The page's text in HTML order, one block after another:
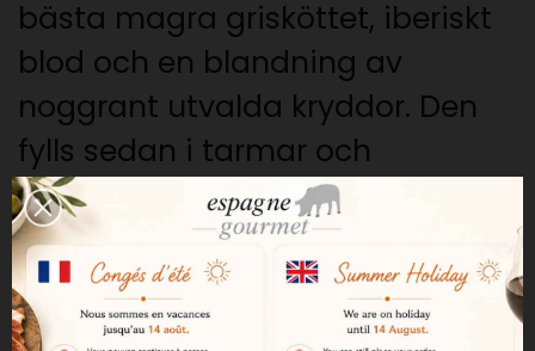
bästa magra grisköttet, iberiskt
blod och en blandning av
noggrant utvalda kryddor. Den
fylls sedan i tarmar och
genomgår en kontrollerad
mognads- och torkningsprocess
för att få sin karakteristiska
konsistens och smak.